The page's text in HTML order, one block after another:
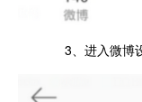
3、进入微博设